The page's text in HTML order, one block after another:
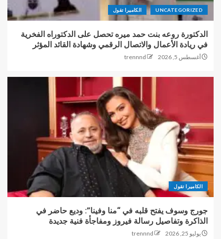
UNCATEGORIZED الكاميرا تقول
الدكتورة روعه بنت حمد ميره تحصل على الدكتوراه الفخرية
في ريادة الأعمال والاتصال الرقمي وشهادة القائد المؤثر
أغسطس 5, 2026 trennnd
الكاميرا تقول
جورج وسوف يفتح قلبه في “منا وفينا”: وديع حاضر في
الذاكرة وتفاصيل رسالة فيروز ومفاجأة فنية جديدة
يوليو 25, 2026 trennnd